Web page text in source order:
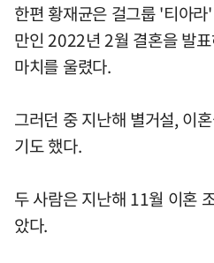
한편 황재균은 걸그룹 '티아
만인 2022년 2월 결혼을 발
마치를 울렸다.
그러던 중 지난해 별거설, 이
기도 했다.
두 사람은 지난해 11월 이혼
았다.